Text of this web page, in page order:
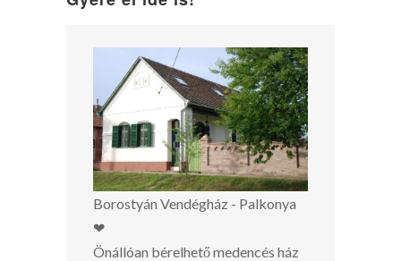
Borostyán Vendégház - Palkonya
❤
Önállóan bérelhető medencés ház